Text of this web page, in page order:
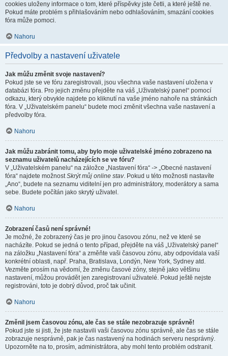
cookies uloženy informace o tom, které příspěvky jste četli, a které ještě ne.
Pokud máte problém s přihlašováním nebo odhlašováním, smazání cookies
fóra může pomoci.
Nahoru
Předvolby a nastavení uživatele
Jak můžu změnit svoje nastavení?
Pokud jste se ve fóru zaregistrovali, jsou všechna vaše nastavení uložena v
databázi fóra. Pro jejich změnu přejděte na váš „Uživatelský panel“ pomocí
odkazu, který obvykle najdete po kliknutí na vaše jméno nahoře na stránkách
fóra. V „Uživatelském panelu“ budete moci změnit všechna vaše nastavení a
předvolby fóra.
Nahoru
Jak můžu zabránit tomu, aby bylo moje uživatelské jméno zobrazeno na
seznamu uživatelů nacházejících se ve fóru?
V „Uživatelském panelu“ na záložce „Nastavení fóra“ -> „Obecné nastavení
fóra“ najdete možnostSkrýt můj online stav. Pokud u této možnosti nastavíte
„Ano“, budete na seznamu viditelní jen pro administrátory, moderátory a sama
sebe. Budete počítán jako skrytý uživatel.
Nahoru
Zobrazení časů není správné!
Je možné, že zobrazený čas je pro jinou časovou zónu, než ve které se
nacházíte. Pokud se jedná o tento případ, přejděte na váš „Uživatelský panel“
na záložku „Nastavení fóra“ a změňte vaši časovou zónu, aby odpovídala vaší
konkrétní oblasti, např. Praha, Bratislava, Londýn, New York, Sydney atd.
Vezměte prosím na vědomí, že změnu časové zóny, stejně jako většinu
nastavení, můžou provádět jen zaregistrovaní uživatelé. Pokud ještě nejste
registrováni, toto je dobrý důvod, proč tak učinit.
Nahoru
Změnil jsem časovou zónu, ale čas se stále nezobrazuje správně!
Pokud jste si jisti, že jste nastavili vaši časovou zónu správně, ale čas se stále
zobrazuje nesprávně, pak je čas nastavený na hodinách serveru nesprávný.
Upozorněte na to, prosím, administrátora, aby mohl tento problém odstranit.